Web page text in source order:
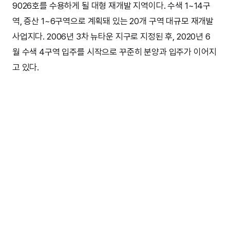
9026호를 수용하게 될 대형 재개발 지역이다. 수색 1~14구
역, 증산 1~6구역으로 계획돼 있는 20개 구역 대규모 재개발
사업지다. 2006년 3차 뉴타운 지구로 지정된 후, 2020년 6
월 수색 4구역 입주를 시작으로 꾸준히 분양과 입주가 이어지
고 있다.